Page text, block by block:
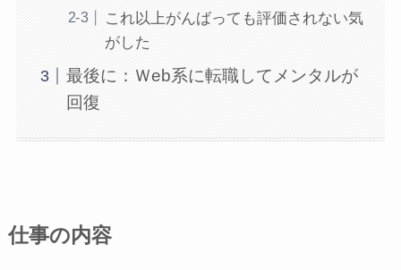
これ以上がんばっても評価されない気
がした
最後に：Ｗeb系に転職してメンタルが
回復
仕事の内容